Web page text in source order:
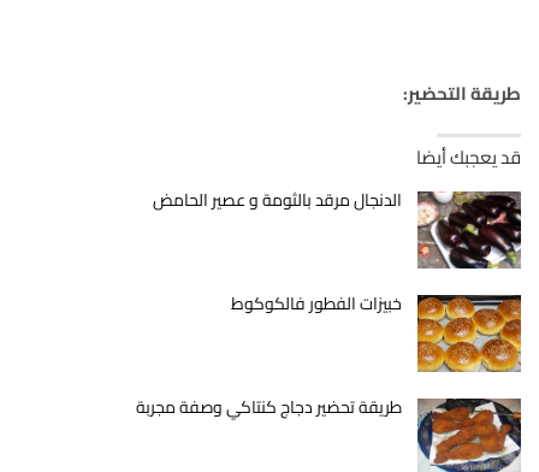
طريقة التحضير:
قد يعجبك أيضا
الدنجال مرقد بالثومة و عصير الحامض
خبيزات الفطور فالكوكوط
طريقة تحضير دجاج كنتاكي وصفة مجربة